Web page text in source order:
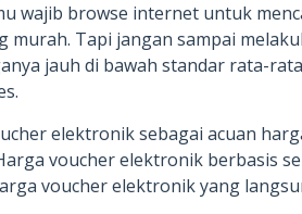
wajib browse internet untuk
murah. Tapi jangan sampai
jauh di bawah standar rata-
elektronik sebagai acuan
voucher elektronik berbasis
voucher elektronik yang